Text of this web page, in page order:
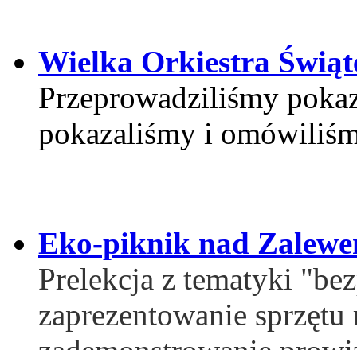
Wielka Orkiestra
Przeprowadziliśmy
pokazaliśmy i
Eko-piknik nad
Prelekcja z tematyki
zaprezentowanie